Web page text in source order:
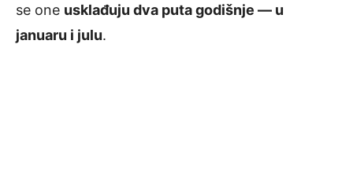
se one usklađuju dva puta godišnje — u
januaru i julu.